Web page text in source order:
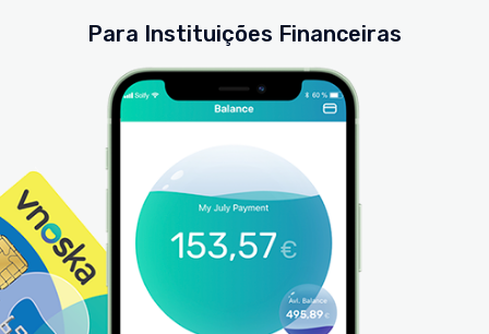
Para Instituições Financeiras